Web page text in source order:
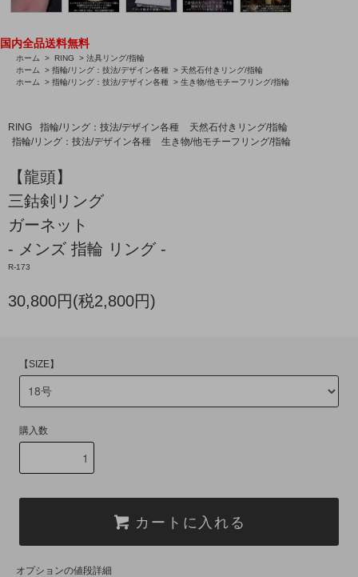
国内全品送料無料
ホーム > RING > 法具リング/指輪
ホーム
> 指輪/リング：技法/デザイン各種 > 天然石付きリング/指輪
ホーム
> 指輪/リング：技法/デザイン各種 > 生き物/他モチーフリング/指輪
RING 指輪/リング：技法/デザイン各種
天然石付きリング/指輪
指輪/リング：技法/デザイン各種
生き物/他モチーフリング/指輪
【龍頭】
三鈷剣リング
ガーネット
- メンズ 指輪 リング -
R-173
30,800円(税2,800円)
【SIZE】
購入数
カートに入れる
オプションの値段詳細